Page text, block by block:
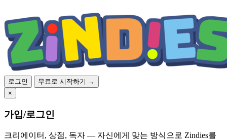
로그인
무료로 시작하기 →
×
가입/로그인
크리에이터, 상점, 독자 — 자신에게 맞는 방식으로 Zindies를